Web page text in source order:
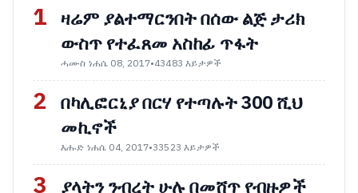
1 ዛሬም ያልተማርንበት በሰው ልጅ ታሪክ
ውስጥ የተፈጸመ አስከፊ ጥፋት
ሓሙስ ነሐሴ 08, 2017•43483 እይታዎች
2 በካሊፎርኒያ በርሃ የተጣሉት 300 ሺህ
መኪኖች
እሑድ ነሐሴ 04, 2017•33523 እይታዎች
3
ያላትን ንብረት ሁሉ በመሸጥ የብዙዎች